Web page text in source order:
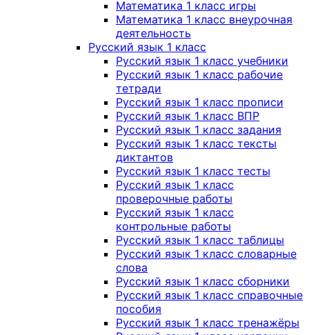
Математика 1 класс игры
Математика 1 класс внеурочная
деятельность
Русский язык 1 класс
Русский язык 1 класс учебники
Русский язык 1 класс рабочие
тетради
Русский язык 1 класс прописи
Русский язык 1 класс ВПР
Русский язык 1 класс задания
Русский язык 1 класс тексты
диктантов
Русский язык 1 класс тесты
Русский язык 1 класс
проверочные работы
Русский язык 1 класс
контрольные работы
Русский язык 1 класс таблицы
Русский язык 1 класс словарные
слова
Русский язык 1 класс сборники
Русский язык 1 класс справочные
пособия
Русский язык 1 класс тренажёры